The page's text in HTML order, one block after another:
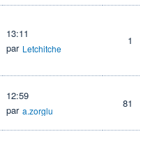
13:11
par Letchitche
1
12:59
par a.zorglu
81